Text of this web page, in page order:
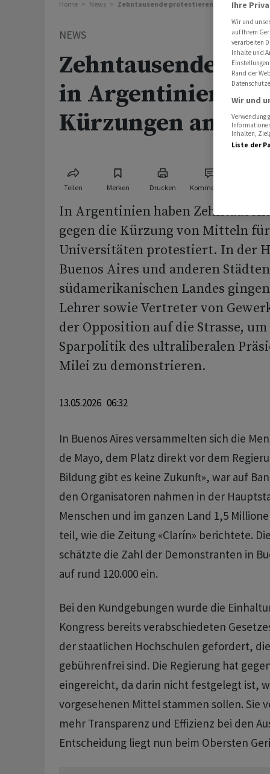
Home News Zehntausende protestieren in Argentinien
NEWS
Zehntausende
in Argentinien
Kürzungen an
Teilen Merken Drucken Kommentare
In Argentinien haben
gegen die Kürzung von Mitteln
Universitäten protestiert. In der
Buenos Aires und anderen
südamerikanischen Landes
Lehrer sowie Vertreter von
der Opposition auf die Strasse, um
Sparpolitik des ultraliberalen
Milei zu demonstrieren.
13.05.2026 06:32
In Buenos Aires versammelten sich die
de Mayo, dem Platz direkt vor dem
Bildung gibt es keine Zukunft», war auf
den Organisatoren nahmen in der
Menschen und im ganzen Land 1,5
teil, wie die Zeitung «Clarín» berichtete.
schätzte die Zahl der Demonstranten in
auf rund 120.000 ein.
Bei den Kundgebungen wurde die
Kongress bereits verabschiedeten
der staatlichen Hochschulen gefordert,
gebührenfrei sind. Die Regierung hat
eingereicht, da darin nicht festgelegt ist,
vorgesehenen Mittel stammen sollen. Sie
mehr Transparenz und Effizienz bei den
Entscheidung liegt nun beim Obersten
Ihre
Wir und
auf Ihrem
verarbeiten
Inhalte und
Rand der
Wir und
Verwendung
Inhalten,
Liste der